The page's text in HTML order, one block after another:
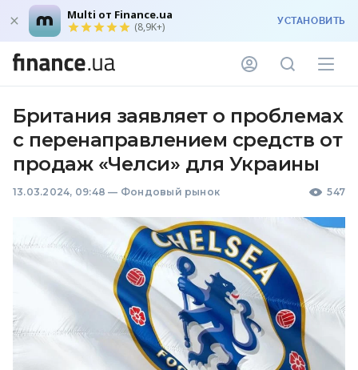
Multi от Finance.ua
(8,9K+) УСТАНОВИТЬ
Британия заявляет о проблемах
с перенаправлением средств от
продаж «Челси» для Украины
13.03.2024, 09:48 — Фондовый рынок 547